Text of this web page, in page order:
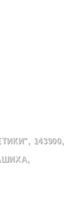
143900,